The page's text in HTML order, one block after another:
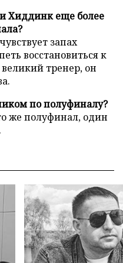
Хиддинк еще более
запах
восстановиться к
тренер, он
по полуфиналу?
же полуфинал, один